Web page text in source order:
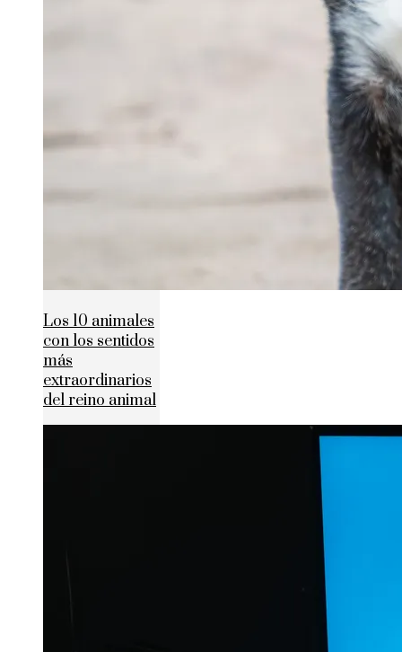
Los 10 animales
con los sentidos
más
extraordinarios
del reino animal